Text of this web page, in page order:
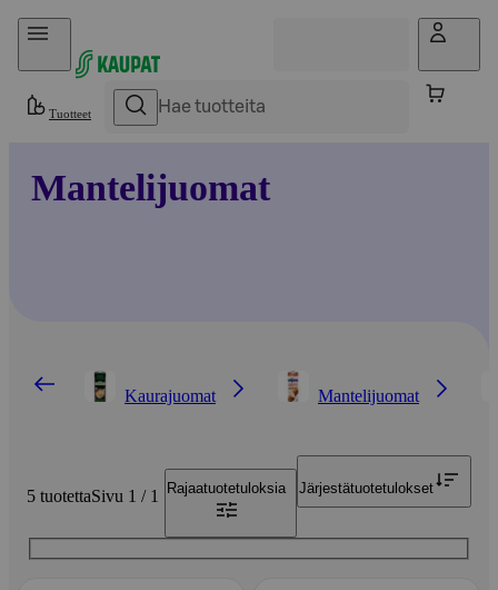
Hyppää sisältöön
Tuotteet
Mantelijuomat
Kaurajuomat Mantelijuomat
5 tuotettaSivu 1 / 1 Rajaatuotetuloksia Järjestätuotetulokset